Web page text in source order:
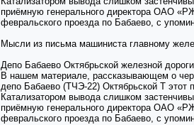
приёмную генерального директора ОАО
февральского проезда по Бабаево, с
Мысли из письма машиниста главному
Депо Бабаево Октябрьской железной
В нашем материале, рассказывающем о
депо Бабаево (ТЧЭ‑22) Октябрьской Т
Катализатором вывода слишком
приёмную генерального директора ОАО
февральского проезда по Бабаево, с